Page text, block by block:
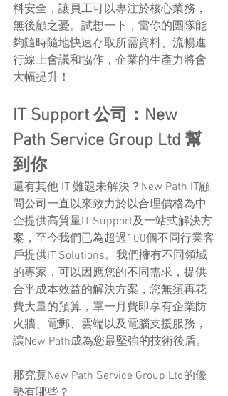
料安全，讓員工可以專注於核心業務，
無後顧之憂。試想一下，當你的團隊能
夠隨時隨地快速存取所需資料、流暢進
行線上會議和協作，企業的生產力將會
大幅提升！
IT Support 公司：New
Path Service Group Ltd 幫
到你
還有其他 IT 難題未解決？New Path IT顧
問公司一直以來致力於以合理價格為中
企提供高質量IT Support及一站式解決方
案，至今我們已為超過100個不同行業客
戶提供IT Solutions。我們擁有不同領域
的專家，可以因應您的不同需求，提供
合乎成本效益的解決方案，您無須再花
費大量的預算，單一月費即享有企業防
火牆、電郵、雲端以及電腦支援服務，
讓New Path成為您最堅強的技術後盾。
那究竟New Path Service Group Ltd的優
勢有哪些？